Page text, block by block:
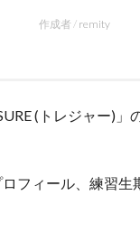
作成者 / remity
(トレジャー)
フィール、練習